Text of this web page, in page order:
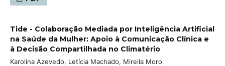
Tide - Colaboração Mediada por Inteligência Artificial
na Saúde da Mulher: Apoio à Comunicação Clínica e
à Decisão Compartilhada no Climatério
Karolina Azevedo, Letícia Machado, Mirella Moro